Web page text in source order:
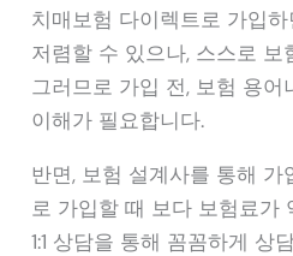
치매보험 다이렉트로 가입
저렴할 수 있으나, 스스로 보
그러므로 가입 전, 보험 용
이해가 필요합니다.
반면, 보험 설계사를 통해
로 가입할 때 보다 보험료가
1:1 상담을 통해 꼼꼼하게 상